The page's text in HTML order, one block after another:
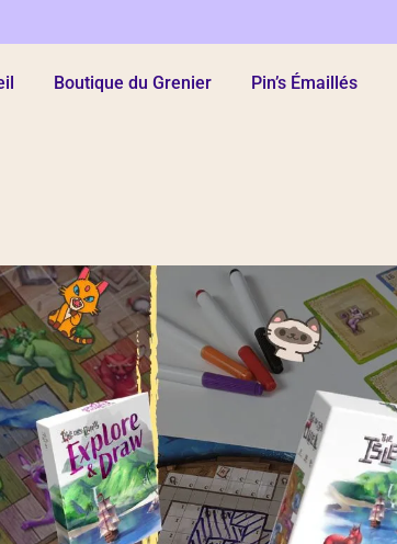
Boutique du Grenier Pin’s Émaillés